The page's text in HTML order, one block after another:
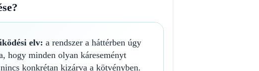
elv: a rendszer a háttérben úgy
hogy minden olyan káreseményt
konkrétan kizárva a kötvényben.